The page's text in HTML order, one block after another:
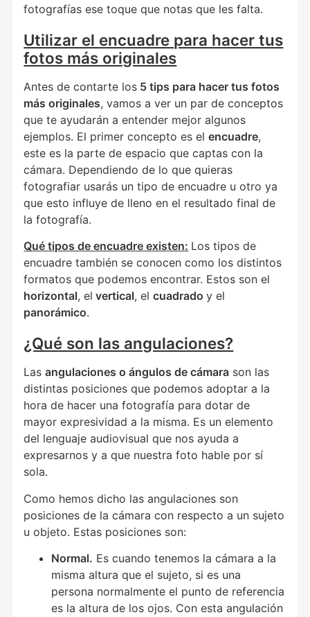
fotografías ese toque que notas que les falta.
Utilizar el encuadre para hacer tus
fotos más originales
Antes de contarte los 5 tips para hacer tus fotos
más originales, vamos a ver un par de conceptos
que te ayudarán a entender mejor algunos
ejemplos. El primer concepto es elencuadre,
este es la parte de espacio que captas con la
cámara. Dependiendo de lo que quieras
fotografiar usarás un tipo de encuadre u otro ya
que esto influye de lleno en el resultado final de
la fotografía.
Qué tipos de encuadre existen: Los tipos de
encuadre también se conocen como los distintos
formatos que podemos encontrar. Estos son el
horizontal, el vertical, elcuadradoy el
panorámico.
¿Qué son las angulaciones?
Lasangulaciones o ángulos de cámara son las
distintas posiciones que podemos adoptar a la
hora de hacer una fotografía para dotar de
mayor expresividad a la misma. Es un elemento
del lenguaje audiovisual que nos ayuda a
expresarnos y a que nuestra foto hable por sí
sola.
Como hemos dicho las angulaciones son
posiciones de la cámara con respecto a un sujeto
u objeto. Estas posiciones son:
Normal. Es cuando tenemos la cámara a la
misma altura que el sujeto, si es una
persona normalmente el punto de referencia
es la altura de los ojos. Con esta angulación